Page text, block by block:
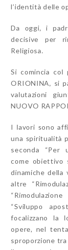
l’identità delle
Da oggi, i
decisive per
Religiosa.
Si comincia col
ORIONINA, si
valutazioni
NUOVO
I lavori sono
una spiritualità
seconda “Per
come obiettivo
dinamiche della
altre
“Sviluppo
focalizzano la
opere, nel
sproporzione tra